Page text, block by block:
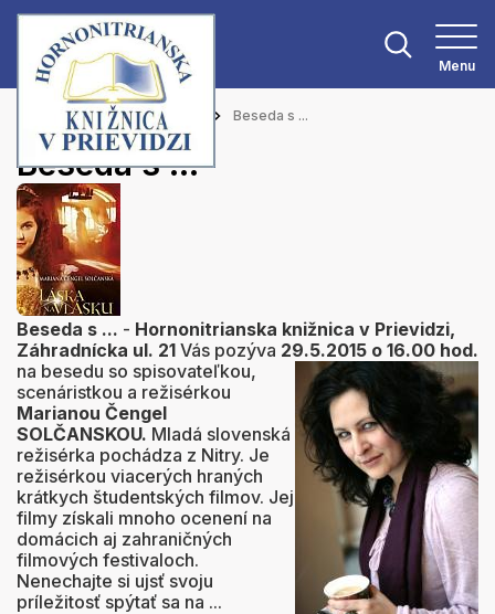
Menu
Hlavná stránka Aktuality Beseda s ...
Beseda s ...
Beseda s ... - Hornonitrianska knižnica v Prievidzi,
Záhradnícka ul. 21 Vás pozýva 29.5.2015 o 16.00 hod.
na besedu so spisovateľkou,
scenáristkou a režisérkou
Marianou Čengel
SOLČANSKOU. Mladá slovenská
režisérka pochádza z Nitry. Je
režisérkou viacerých hraných
krátkych študentských filmov. Jej
filmy získali mnoho ocenení na
domácich aj zahraničných
filmových festivaloch.
Nenechajte si ujsť svoju
príležitosť spýtať sa na ...